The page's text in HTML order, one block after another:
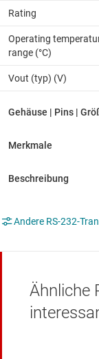
Rating
Operating
range (°C)
Vout (typ) (V)
Andere RS-232-
Ähnliche